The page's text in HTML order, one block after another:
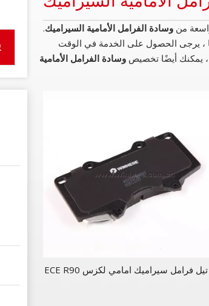
من وسادة الفرامل الأمامية السيراميك.
، يرجى الحصول على الخدمة في الوقت
، يمكنك أيضًا تخصيص وسادة الفرامل الأمامية
تيل فرامل سيراميك امامي لكزس ECE R90